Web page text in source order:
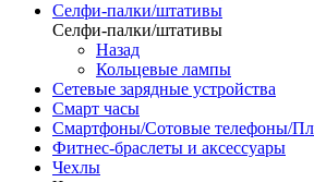
Селфи-палки/штативы
Селфи-палки/штативы
Назад
Кольцевые лампы
Сетевые зарядные устройства
Смарт часы
Смартфоны/Сотовые телефоны/
Фитнес-браслеты и аксессуары
Чехлы